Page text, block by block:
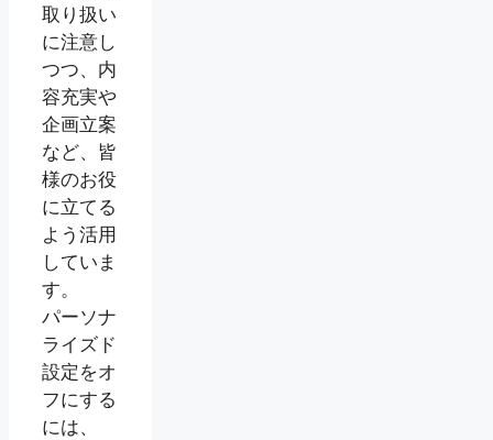
取り扱い
に注意し
つつ、内
容充実や
企画立案
など、皆
様のお役
に立てる
よう活用
していま
す。
パーソナ
ライズド
設定をオ
フにする
には、